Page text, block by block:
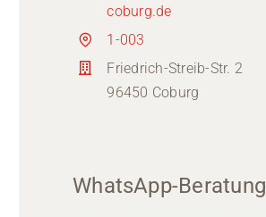
coburg.de
1-003
Friedrich-Streib-Str. 2
96450 Coburg
WhatsApp-Beratung